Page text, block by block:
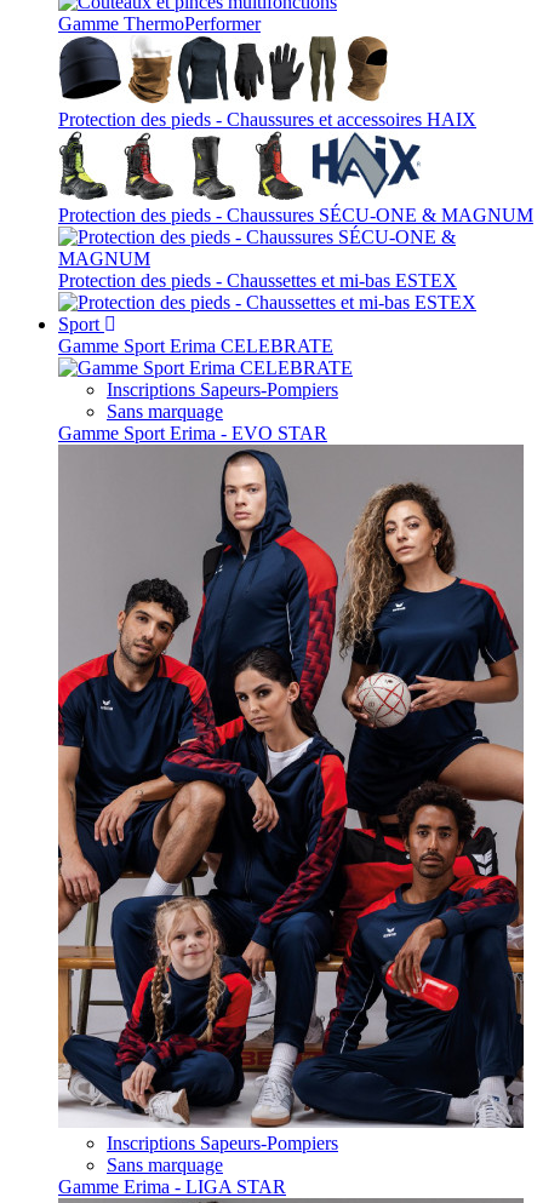
Gamme ThermoPerformer
Protection des pieds - Chaussures et accessoires HAIX
Protection des pieds - Chaussures SÉCU-ONE & MAGNUM
Protection des pieds - Chaussettes et mi-bas ESTEX
Sport
Gamme Sport Erima CELEBRATE
Inscriptions Sapeurs-Pompiers
Sans marquage
Gamme Sport Erima - EVO STAR
Inscriptions Sapeurs-Pompiers
Sans marquage
Gamme Erima - LIGA STAR